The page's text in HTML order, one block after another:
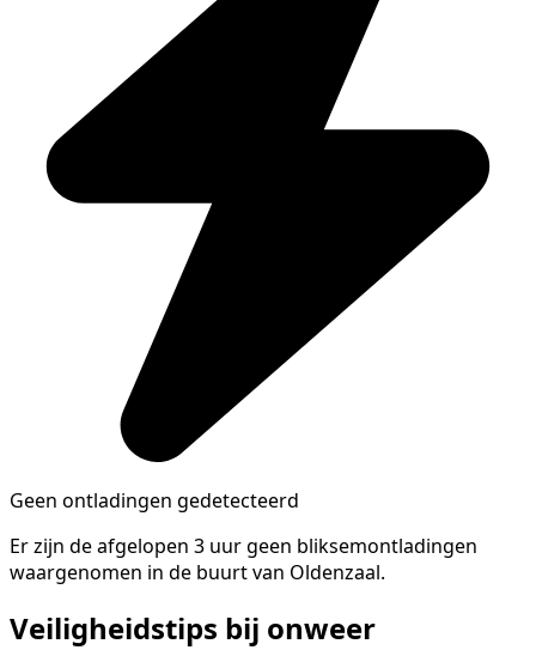
Geen ontladingen gedetecteerd
Er zijn de afgelopen 3 uur geen bliksemontladingen
waargenomen in de buurt van Oldenzaal.
Veiligheidstips bij onweer